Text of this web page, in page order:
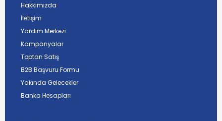
Hakkımızda
İletişim
Yardım Merkezi
Kampanyalar
Toptan Satış
B2B Başvuru Formu
Yakında Gelecekler
Banka Hesapları